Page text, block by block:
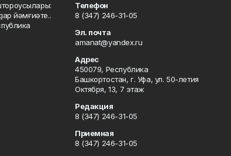
йәмғиәте..
Телефон
8 (347) 246-31-05
Эл. почта
amanat@yandex.ru
Адрес
450079, Республика
Башкортостан, г. Уфа, ул. 50-летия
Октября, 13, 7 этаж
Редакция
8 (347) 246-31-05
Приемная
8 (347) 246-31-05